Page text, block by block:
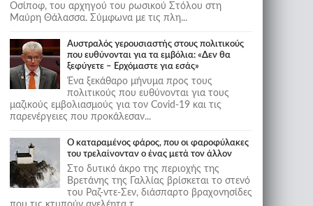
Οσίποφ, του αρχηγού του ρωσικού Στόλου στη
Μαύρη Θάλασσα. Σύμφωνα με τις πλη...
Αυστραλός γερουσιαστής στους πολιτικούς
που ευθύνονται για τα εμβόλια: «Δεν θα
ξεφύγετε – Ερχόμαστε για εσάς»
Ένα ξεκάθαρο μήνυμα προς τους
πολιτικούς που ευθύνονται για τους
μαζικούς εμβολιασμούς για τον Covid-19 και τις
παρενέργειες που προκάλεσαν...
Ο καταραμένος φάρος, που οι φαροφύλακες
του τρελαίνονταν ο ένας μετά τον άλλον
Στο δυτικό άκρο της περιοχής της
Βρετάνης της Γαλλίας βρίσκεται το στενό
του Ραζ-ντε-Σεν, διάσπαρτο βραχονησίδες